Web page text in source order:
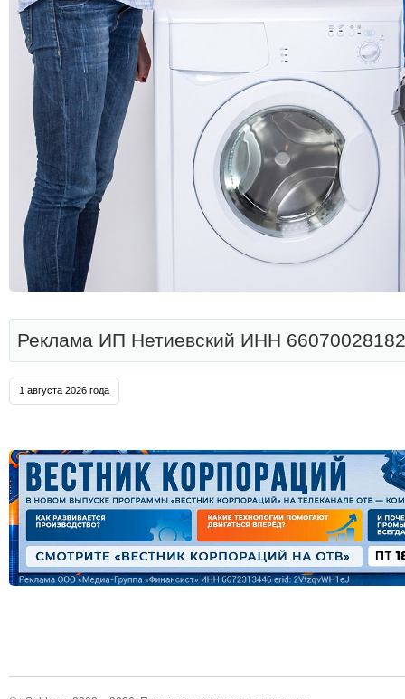
Реклама ИП Нетиевский ИНН
1 августа 2026 года